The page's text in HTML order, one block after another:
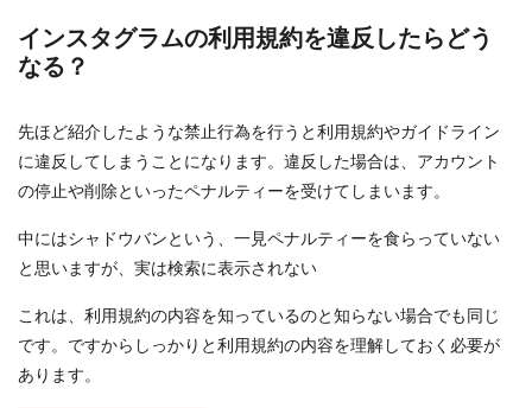
インスタグラムの利用規約を違反したらどう
なる？
先ほど紹介したような禁止行為を行うと利用規約やガイドライン
に違反してしまうことになります。違反した場合は、アカウント
の停止や削除といったペナルティーを受けてしまいます。
中にはシャドウバンという、一見ペナルティーを食らっていない
と思いますが、実は検索に表示されない
これは、利用規約の内容を知っているのと知らない場合でも同じ
です。ですからしっかりと利用規約の内容を理解しておく必要が
あります。